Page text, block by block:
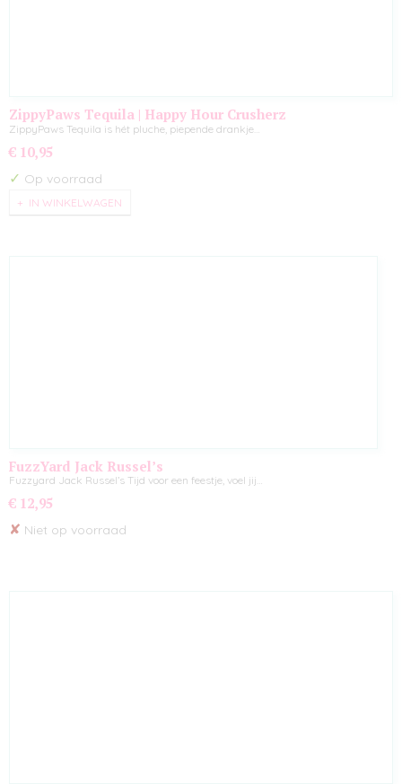
ZippyPaws Tequila | Happy Hour Crusherz
ZippyPaws Tequila is hét pluche, piepende drankje…
€ 10,95
✓ Op voorraad
IN WINKELWAGEN
FuzzYard Jack Russel’s
Fuzzyard Jack Russel’s Tijd voor een feestje, voel jij…
€ 12,95
✘ Niet op voorraad